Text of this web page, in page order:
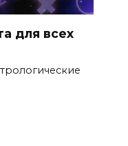
для всех